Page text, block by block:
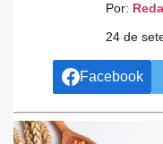
Por:
24 de
Facebook